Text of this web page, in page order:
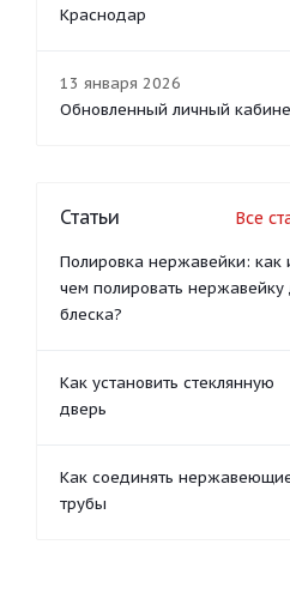
Краснодар
13 января 2026
Обновленный личный
Статьи Все
Полировка нержавейки: как
чем полировать нержавейку
блеска?
Как установить стеклянную
дверь
Как соединять
трубы